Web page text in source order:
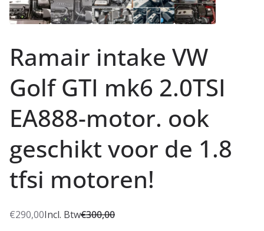
Ramair intake VW
Golf GTI mk6 2.0TSI
EA888-motor. ook
geschikt voor de 1.8
tfsi motoren!
€300,00
O
€290,00
H
Incl. Btw